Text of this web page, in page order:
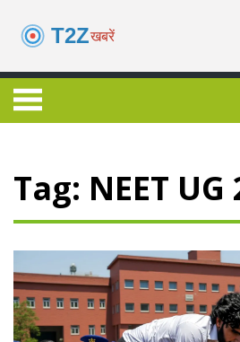
Tag: NEET UG